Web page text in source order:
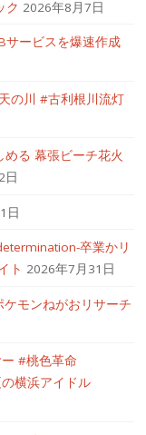
ク 2026年8月7日
サービスを爆速作成
の川 #古利根川流灯
る 幕張ビーチ花火
日
日
卒業かリ
ト 2026年7月31日
モンねがおリサーチ
#桃色革命
横浜アイドル